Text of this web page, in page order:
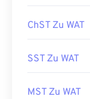
ChST Zu WAT
SST Zu WAT
MST Zu WAT